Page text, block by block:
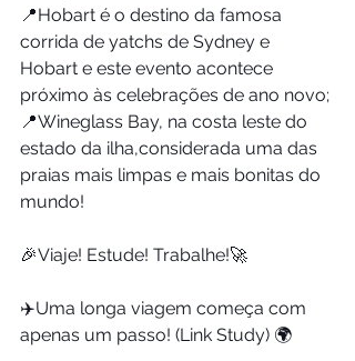
📍Hobart é o destino da famosa
corrida de yatchs de Sydney e
Hobart e este evento acontece
próximo às celebrações de ano novo;
📍Wineglass Bay, na costa leste do
estado da ilha,considerada uma das
praias mais limpas e mais bonitas do
mundo!
🎉Viaje! Estude! Trabalhe!🚀
✈️Uma longa viagem começa com
apenas um passo! (Link Study) 🌍